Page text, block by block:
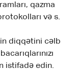
qazma
və s.
diqqətini cəlb
istifadə edin.